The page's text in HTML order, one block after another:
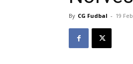
By CG Fudbal - 19